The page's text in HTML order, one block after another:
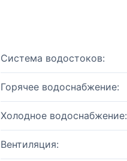
Система водостоков:
Горячее водоснабжение:
Холодное водоснабжение:
Вентиляция: